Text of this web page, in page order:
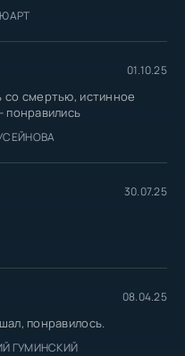
01.10.25
со смертью, истинное
понравились
30.07.25
08.04.25
понравилось.
ГУМИНСКИЙ